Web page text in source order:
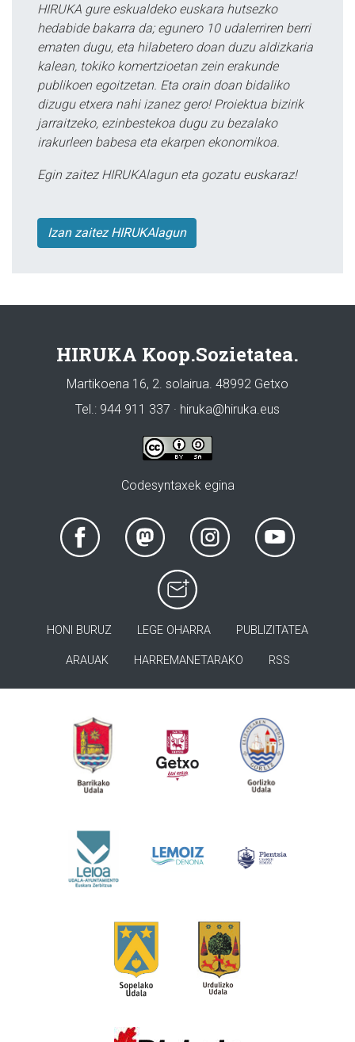
HIRUKA gure eskualdeko euskara hutsezko
hedabide bakarra da; egunero 10 udalerriren berri
ematen dugu, eta hilabetero doan duzu aldizkaria
kalean, tokiko komertzioetan zein erakunde
publikoen egoitzetan. Eta orain doan bidaliko
dizugu etxera nahi izanez gero! Proiektua bizirik
jarraitzeko, ezinbestekoa dugu zu bezalako
irakurleen babesa eta ekarpen ekonomikoa.
Egin zaitez HIRUKAlagun eta gozatu euskaraz!
Izan zaitez HIRUKAlagun
HIRUKA Koop.Sozietatea.
Martikoena 16, 2. solairua. 48992 Getxo
Tel.: 944 911 337 · hiruka@hiruka.eus
Codesyntaxek egina
HONI BURUZ LEGE OHARRA PUBLIZITATEA
ARAUAK HARREMANETARAKO RSS